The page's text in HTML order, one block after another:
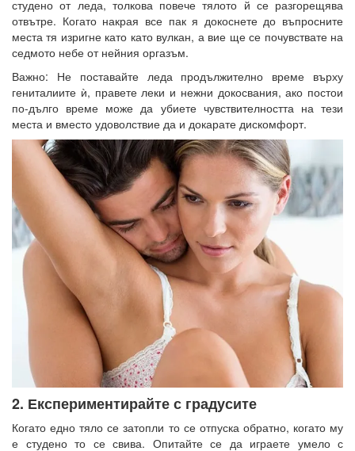
студено от леда, толкова повече тялото й се разгорещява
отвътре. Когато накрая все пак я докоснете до въпросните
места тя изригне като като вулкан, а вие ще се почувствате на
седмото небе от нейния оргазъм.
Важно: Не поставайте леда продължително време върху
гениталиите ѝ, правете леки и нежни докосвания, ако постои
по-дълго време може да убиете чувствителността на тези
места и вместо удоволствие да и докарате дискомфорт.
2. Експериментирайте с градусите
Когато едно тяло се затопли то се отпуска обратно, когато му
е студено то се свива. Опитайте се да играете умело с